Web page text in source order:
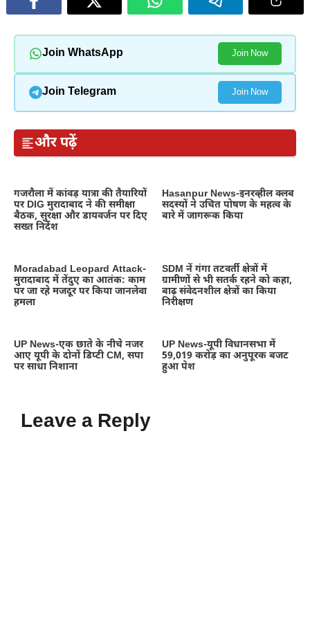
Join WhatsApp Join Now
Join Telegram Join Now
और पढ़ें
गजरौला में कांवड़ यात्रा की तैयारियों
पर DIG मुरादाबाद ने की समीक्षा
बैठक, सुरक्षा और डायवर्जन पर दिए
सख्त निर्देश
Hasanpur News-इनरव्हील क्लब
सदस्यों ने उचित पोषण के महत्व के
बारे में जागरूक किया
Moradabad Leopard Attack-
मुरादाबाद में तेंदुए का आतंक: काम
पर जा रहे मजदूर पर किया जानलेवा
हमला
SDM नें गंगा तटवर्ती क्षेत्रों में
ग्रामीणों से भी सतर्क रहने को कहा,
बाढ़ संवेदनशील क्षेत्रों का किया
निरीक्षण
UP News-एक छाते के नीचे नजर
आए यूपी के दोनों डिप्टी CM, सपा
पर साधा निशाना
UP News-यूपी विधानसभा में
59,019 करोड़ का अनुपूरक बजट
हुआ पेश
Leave a Reply